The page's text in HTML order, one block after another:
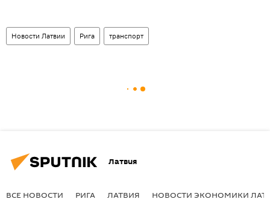
Новости Латвии Рига транспорт
Латвия
ВСЕ НОВОСТИ РИГА ЛАТВИЯ НОВОСТИ ЭКОНОМИКИ